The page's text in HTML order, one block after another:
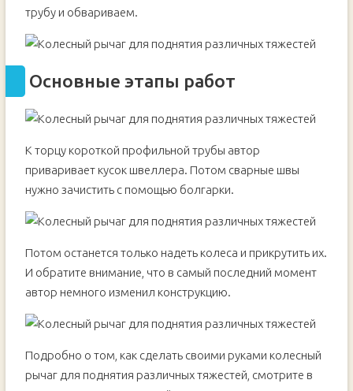
трубу и обвариваем.
Основные этапы работ
К торцу короткой профильной трубы автор
приваривает кусок швеллера. Потом сварные швы
нужно зачистить с помощью болгарки.
Потом останется только надеть колеса и прикрутить их.
И обратите внимание, что в самый последний момент
автор немного изменил конструкцию.
Подробно о том, как сделать своими руками колесный
рычаг для поднятия различных тяжестей, смотрите в